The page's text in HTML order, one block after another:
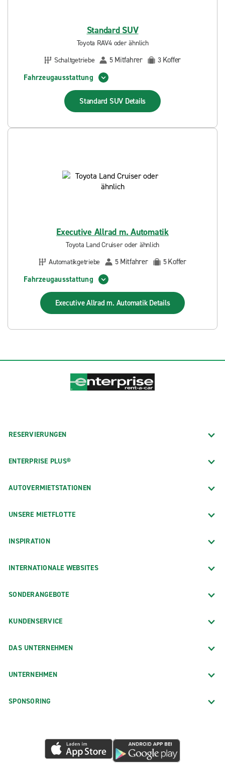
Standard SUV
Toyota RAV4 oder ähnlich
Schaltgetriebe
5 Mitfahrer 3 Koffer
Fahrzeugausstattung
Standard SUV Details
Executive Allrad m. Automatik
Toyota Land Cruiser oder ähnlich
Automatikgetriebe
5 Mitfahrer 5Koffer
Fahrzeugausstattung
Executive Allrad m. Automatik Details
RESERVIERUNGEN
ENTERPRISE PLUS®
AUTOVERMIETSTATIONEN
UNSERE MIETFLOTTE
INSPIRATION
INTERNATIONALE WEBSITES
SONDERANGEBOTE
KUNDENSERVICE
DAS UNTERNEHMEN
UNTERNEHMEN
SPONSORING